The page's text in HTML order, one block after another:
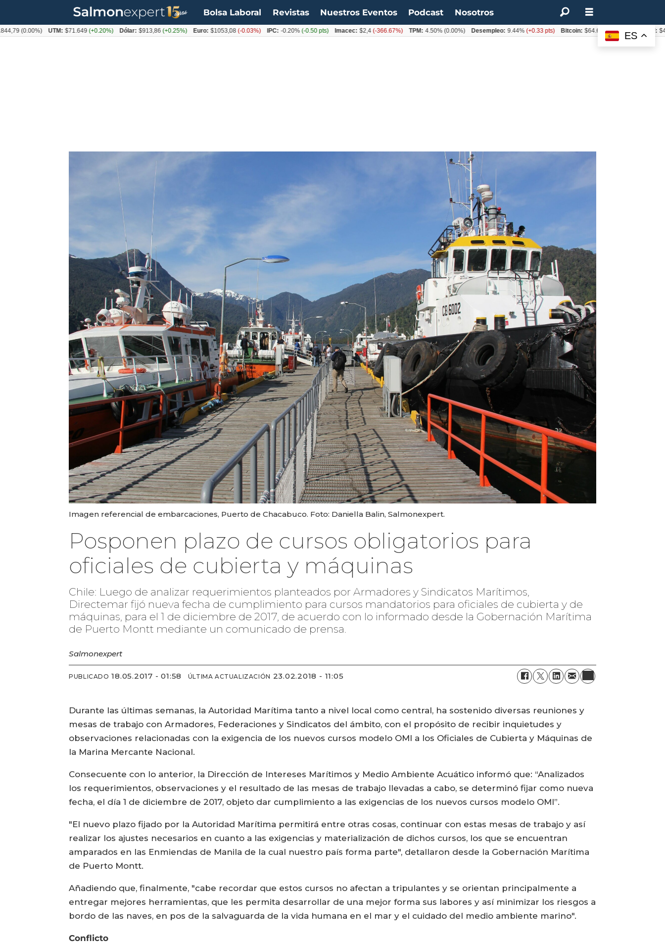
Bolsa Laboral Revistas Nuestros Eventos Podcast Nosotros
Imagen referencial de embarcaciones, Puerto de Chacabuco. Foto: Daniella Balin, Salmonexpert.
Posponen plazo de cursos obligatorios para
oficiales de cubierta y máquinas
Chile: Luego de analizar requerimientos planteados por Armadores y Sindicatos Marítimos,
Directemar fijó nueva fecha de cumplimiento para cursos mandatorios para oficiales de cubierta y de
máquinas, para el 1 de diciembre de 2017, de acuerdo con lo informado desde la Gobernación Marítima
de Puerto Montt mediante un comunicado de prensa.
Salmonexpert
PUBLICADO 18.05.2017 - 01:58 ÚLTIMA ACTUALIZACIÓN 23.02.2018 - 11:05
Durante las últimas semanas, la Autoridad Marítima tanto a nivel local como central, ha sostenido diversas reuniones y
mesas de trabajo con Armadores, Federaciones y Sindicatos del ámbito, con el propósito de recibir inquietudes y
observaciones relacionadas con la exigencia de los nuevos cursos modelo OMI a los Oficiales de Cubierta y Máquinas de
la Marina Mercante Nacional.
Consecuente con lo anterior, la Dirección de Intereses Marítimos y Medio Ambiente Acuático informó que: “Analizados
los requerimientos, observaciones y el resultado de las mesas de trabajo llevadas a cabo, se determinó fijar como nueva
fecha, el día 1 de diciembre de 2017, objeto dar cumplimiento a las exigencias de los nuevos cursos modelo OMI”.
"El nuevo plazo fijado por la Autoridad Marítima permitirá entre otras cosas, continuar con estas mesas de trabajo y así
realizar los ajustes necesarios en cuanto a las exigencias y materialización de dichos cursos, los que se encuentran
amparados en las Enmiendas de Manila de la cual nuestro país forma parte", detallaron desde la Gobernación Marítima
de Puerto Montt.
Añadiendo que, finalmente, "cabe recordar que estos cursos no afectan a tripulantes y se orientan principalmente a
entregar mejores herramientas, que les permita desarrollar de una mejor forma sus labores y así minimizar los riesgos a
bordo de las naves, en pos de la salvaguarda de la vida humana en el mar y el cuidado del medio ambiente marino".
Conflicto
ES
(0.00%) UTM: $71.649(+0.20%) Dólar: $913,86(+0.25%) Euro: $1053,08(-0.03%) IPC: -0.20%(-0.50 pts) Imacec: $2,4(-366.67%) TPM: 4.50%(0.00%) Desempleo: 9.44%(+0.33 pts) Bitcoin: $64.600,08 (+2.93%)